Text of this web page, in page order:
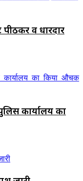
व धारदार
कार्यालय का